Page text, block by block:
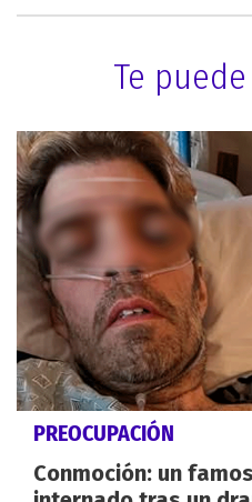
Te
PREOCUPACIÓN
Conmoción: un